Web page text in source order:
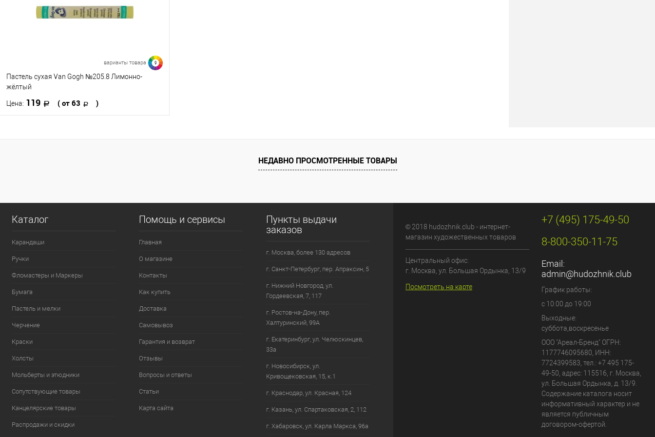
варианты товара 9
Пастель сухая Van Gogh №205.8 Лимонно-
жёлтый
Цена: 119 ( от 63 )
НЕДАВНО ПРОСМОТРЕННЫЕ ТОВАРЫ
Каталог
Карандаши
Ручки
Фломастеры и Маркеры
Бумага
Пастель и мелки
Черчение
Краски
Холсты
Мольберты и этюдники
Сопутствующие товары
Канцелярские товары
Распродажи и скидки
Помощь и сервисы
Главная
О магазине
Контакты
Как купить
Доставка
Самовывоз
Гарантия и возврат
Отзывы
Вопросы и ответы
Статьи
Карта сайта
Пункты выдачи
заказов
г. Москва, более 130 адресов
г. Санкт-Петербург, пер. Апраксин, 5
г. Нижний Новгород, ул.
Гордеевская, 7, 117
г. Ростов-на-Дону, пер.
Халтуринский, 99А
г. Екатеринбург, ул. Челюскинцев,
33а
г. Новосибирск, ул.
Кривощековская, 15, к.1
г. Краснодар, ул. Красная, 124
г. Казань, ул. Спартаковская, 2, 112
г. Хабаровск, ул. Карла Маркса, 96а
© 2018 hudozhnik.club - интернет-
магазин художественных товаров
Центральный офис:
г. Москва, ул. Большая Ордынка, 13/9
Посмотреть на карте
+7 (495) 175-49-50
8-800-350-11-75
Email:
admin@hudozhnik.club
График работы:
с 10:00 до 19:00
Выходные:
суббота,воскресенье
ООО "Ареал-Бренд" ОГРН:
1177746095680, ИНН:
7724399583, тел.: +7 495 175-
49-50, адрес: 115516, г. Москва,
ул. Большая Ордынка, д. 13/9.
Содержание каталога носит
информативный характер и не
является публичным
договором-офертой.